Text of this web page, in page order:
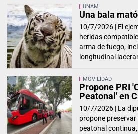
UNAM
Una bala
10/7/2026 | El
heridas
arma de fuego,
longitudinal
MOVILIDAD
Propone PRI
Peatonal' en
10/7/2026 | La
propone
peatonal continua,